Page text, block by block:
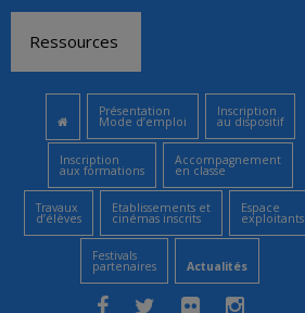
contenu
Ressources
Présentation
Mode d’emploi
Inscription
au dispositif
Inscription
aux formations
Accompagnement
en classe
Travaux
d’élèves
Etablissements et
cinémas inscrits
Espace
exploitants
Festivals
partenaires Actualités